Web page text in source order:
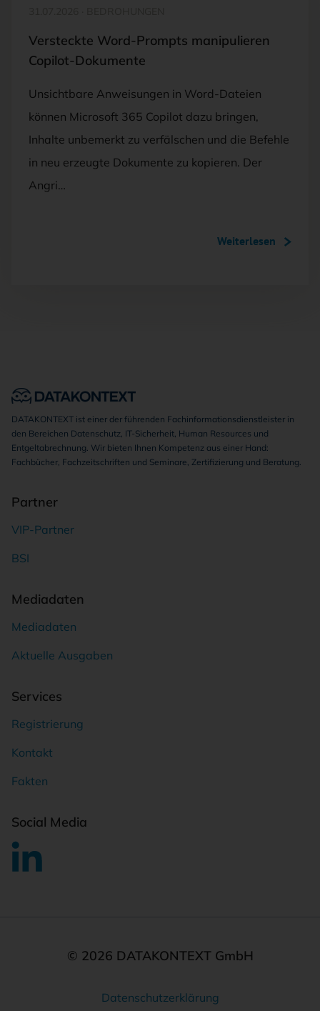
Versteckte Word-Prompts manipulieren
Copilot-Dokumente
Unsichtbare Anweisungen in Word-Dateien
können Microsoft 365 Copilot dazu bringen,
Inhalte unbemerkt zu verfälschen und die Befehle
in neu erzeugte Dokumente zu kopieren. Der
Angri…
Weiterlesen
DATAKONTEXT ist einer der führenden Fachinformationsdienstleister in
den Bereichen Datenschutz, IT-Sicherheit, Human Resources und
Entgeltabrechnung. Wir bieten Ihnen Kompetenz aus einer Hand:
Fachbücher, Fachzeitschriften und Seminare, Zertifizierung und Beratung.
Partner
VIP-Partner
BSI
Mediadaten
Mediadaten
Aktuelle Ausgaben
Services
Registrierung
Kontakt
Fakten
Social Media
© 2026 DATAKONTEXT GmbH
Datenschutzerklärung